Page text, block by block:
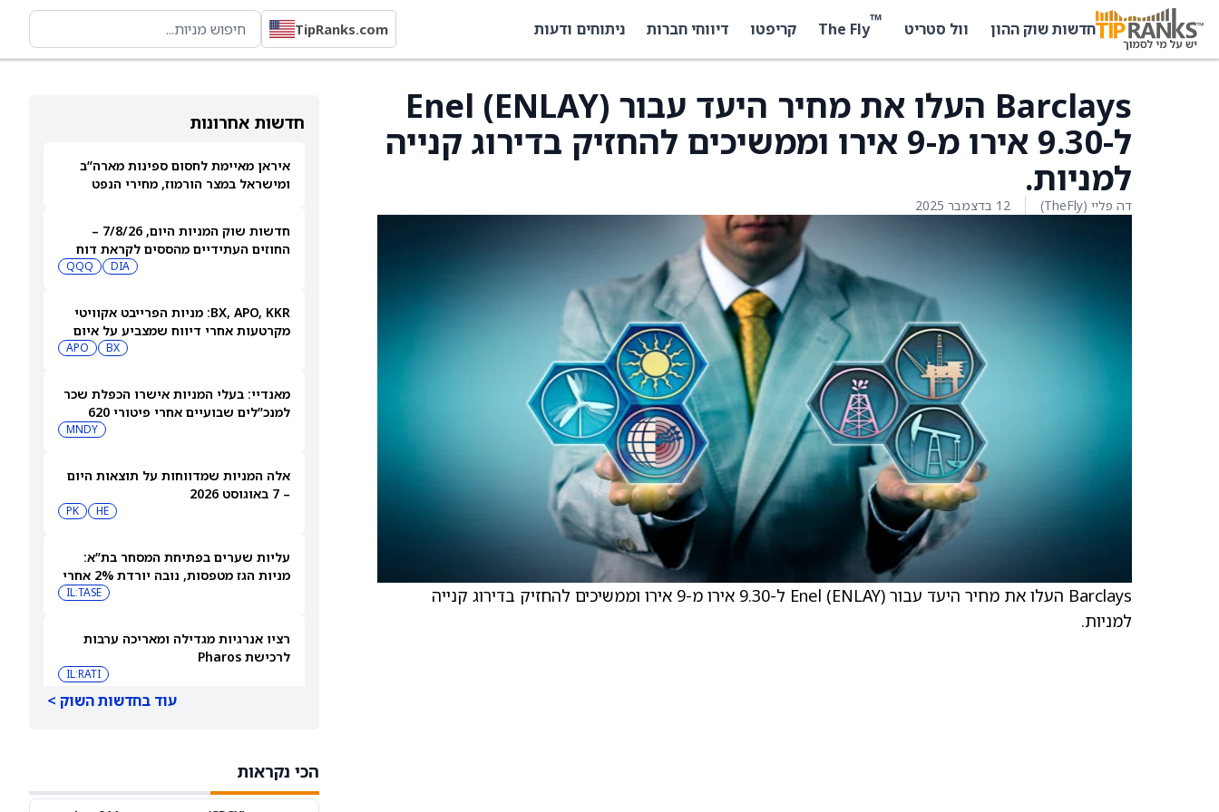
חדשות שוק ההון וול סטריט ™
The Fly קריפטו דיווחי חברות ניתוחים ודעות TipRanks.com
חדשות אחרונות
איראן מאיימת לחסום ספינות מארה”ב
ומישראל במצר הורמוז, מחירי הנפט
חדשות שוק המניות היום, 7/8/26 –
החוזים העתידיים מהססים לקראת דוח
DIA
QQQ
BX, APO, KKR: מניות הפרייבט אקוויטי
מקרטעות אחרי דיווח שמצביע על איום
BX
APO
מאנדיי: בעלי המניות אישרו הכפלת שכר
למנכ”לים שבועיים אחרי פיטורי 620
MNDY
אלה המניות שמדווחות על תוצאות היום
– 7 באוגוסט 2026
HE
PK
עליות שערים בפתיחת המסחר בת”א:
מניות הגז מטפסות, נובה יורדת 2% אחרי
IL:TASE
רציו אנרגיות מגדילה ומאריכה ערבות
לרכישת Pharos
IL:RATI
ספייס אקס (SPCX) עקפה את תחזיות
עוד בחדשות השוק >
הכי נקראות
Barclays העלו את מחיר היעד עבור Enel (ENLAY)
ל-9.30 אירו מ-9 אירו וממשיכים להחזיק בדירוג קנייה
למניות.
דה פליי (TheFly) 12 בדצמבר 2025
Barclays העלו את מחיר היעד עבור Enel (ENLAY) ל-9.30 אירו מ-9 אירו וממשיכים להחזיק בדירוג קנייה
למניות.